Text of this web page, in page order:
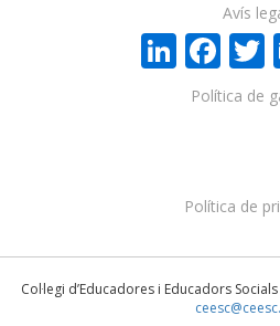
Col·legi d’Educadores i Educadors
Política de
Política de
Avís